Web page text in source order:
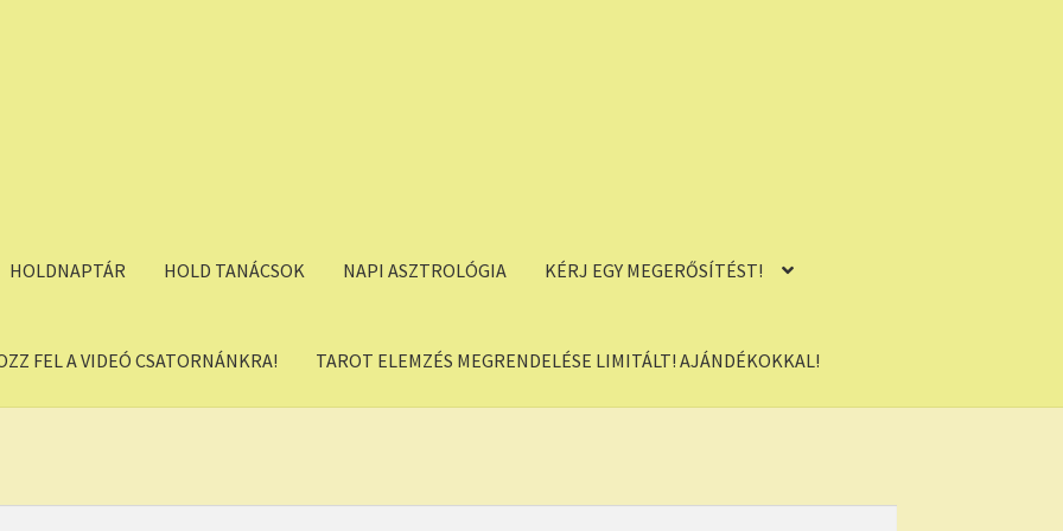
HOLDNAPTÁR HOLD TANÁCSOK NAPI ASZTROLÓGIA KÉRJ EGY MEGERŐSÍTÉST!
FEL A VIDEÓ CSATORNÁNKRA! TAROT ELEMZÉS MEGRENDELÉSE LIMITÁLT! AJÁNDÉKOKKAL!